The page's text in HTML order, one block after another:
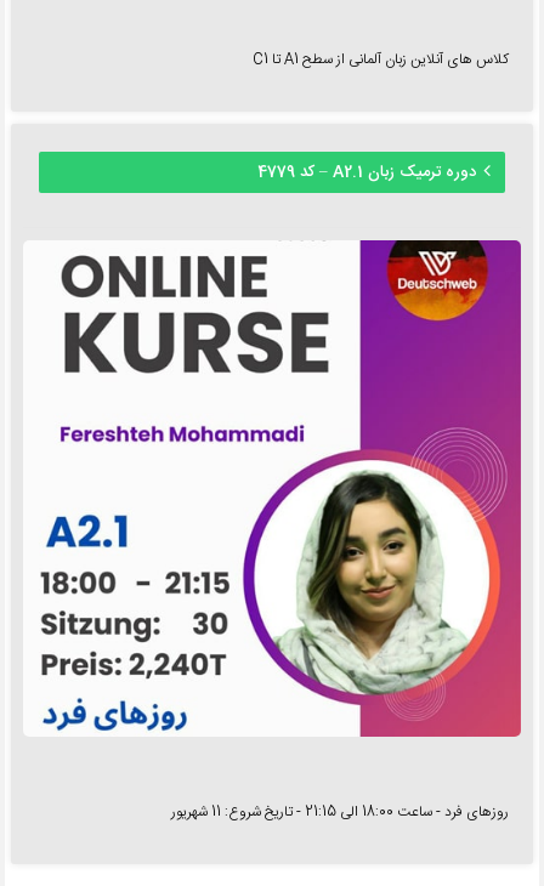
کلاس های آنلاین زبان آلمانی از سطح A1 تا C1
دوره ترمیک زبان A2.1 – کد 4779
روزهای فرد - ساعت 18:00 الی 21:15 - تاریخ شروع: 11 شهریور